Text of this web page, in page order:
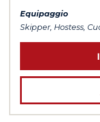
Equipaggio
Skipper, Hostess,